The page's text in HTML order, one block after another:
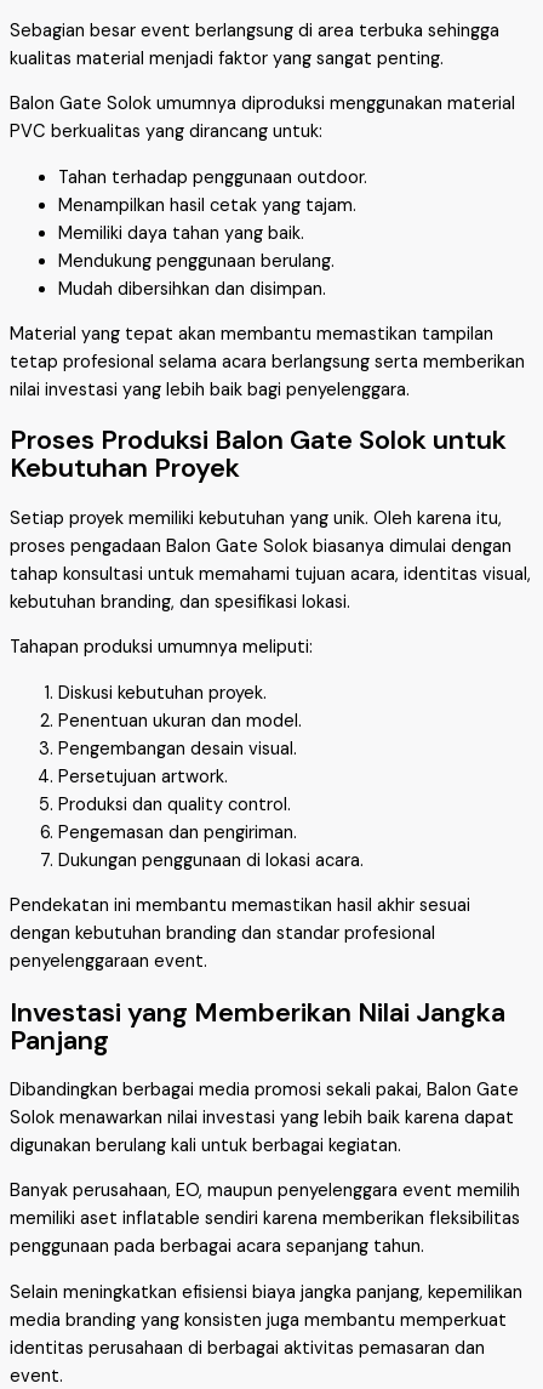
Sebagian besar event berlangsung di area terbuka sehingga
kualitas material menjadi faktor yang sangat penting.
Balon Gate Solok umumnya diproduksi menggunakan material
PVC berkualitas yang dirancang untuk:
Tahan terhadap penggunaan outdoor.
Menampilkan hasil cetak yang tajam.
Memiliki daya tahan yang baik.
Mendukung penggunaan berulang.
Mudah dibersihkan dan disimpan.
Material yang tepat akan membantu memastikan tampilan
tetap profesional selama acara berlangsung serta memberikan
nilai investasi yang lebih baik bagi penyelenggara.
Proses Produksi Balon Gate Solok untuk
Kebutuhan Proyek
Setiap proyek memiliki kebutuhan yang unik. Oleh karena itu,
proses pengadaan Balon Gate Solok biasanya dimulai dengan
tahap konsultasi untuk memahami tujuan acara, identitas visual,
kebutuhan branding, dan spesifikasi lokasi.
Tahapan produksi umumnya meliputi:
Diskusi kebutuhan proyek.
Penentuan ukuran dan model.
Pengembangan desain visual.
Persetujuan artwork.
Produksi dan quality control.
Pengemasan dan pengiriman.
Dukungan penggunaan di lokasi acara.
Pendekatan ini membantu memastikan hasil akhir sesuai
dengan kebutuhan branding dan standar profesional
penyelenggaraan event.
Investasi yang Memberikan Nilai Jangka
Panjang
Dibandingkan berbagai media promosi sekali pakai, Balon Gate
Solok menawarkan nilai investasi yang lebih baik karena dapat
digunakan berulang kali untuk berbagai kegiatan.
Banyak perusahaan, EO, maupun penyelenggara event memilih
memiliki aset inflatable sendiri karena memberikan fleksibilitas
penggunaan pada berbagai acara sepanjang tahun.
Selain meningkatkan efisiensi biaya jangka panjang, kepemilikan
media branding yang konsisten juga membantu memperkuat
identitas perusahaan di berbagai aktivitas pemasaran dan
event.